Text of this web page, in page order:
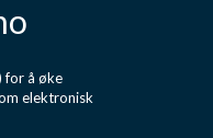
for å øke
elektronisk